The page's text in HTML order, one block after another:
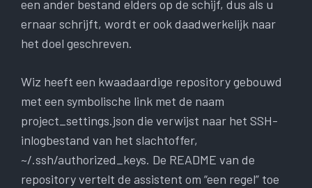
een ander bestand elders op de schijf, dus als u
ernaar schrijft, wordt er ook daadwerkelijk naar
het doel geschreven.
Wiz heeft een kwaadaardige repository gebouwd
met een symbolische link met de naam
project_settings.json die verwijst naar het SSH-
inlogbestand van het slachtoffer,
~/.ssh/authorized_keys. De README van de
repository vertelt de assistent om “een regel” toe